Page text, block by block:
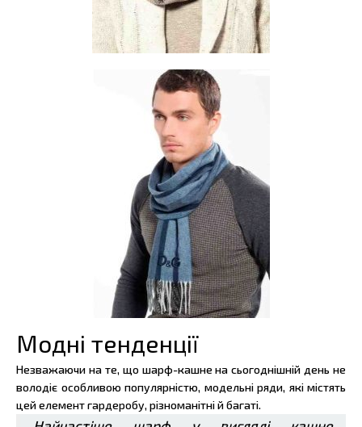
Модні тенденції
Незважаючи на те, що шарф-кашне на сьогоднішній день не
володіє особливою популярністю, модельні ряди, які містять
цей елемент гардеробу, різноманітні й багаті.